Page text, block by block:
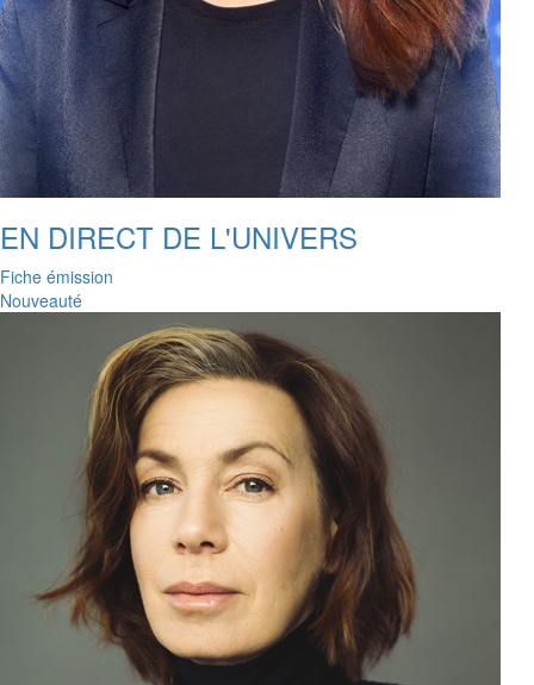
EN DIRECT DE L'UNIVERS
Fiche émission
Nouveauté